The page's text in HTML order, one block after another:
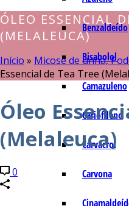
Benzaldeído
Bisabolol
Camazuleno
Cariofileno
Carvacrol
Carvona
ÓLEO ESSENCIAL
(MELALEUCA)
Início » Micose de unha,
Essencial de Tea Tree
Óleo
(Melaleuca)
0